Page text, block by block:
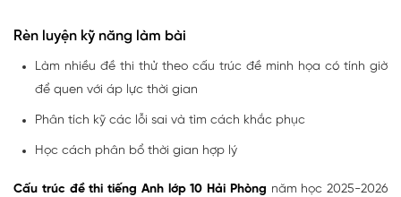
Rèn luyện kỹ năng làm bài
Làm nhiều đề thi thử theo cấu trúc đề minh họa có tính giờ
để quen với áp lực thời gian
Phân tích kỹ các lỗi sai và tìm cách khắc phục
Học cách phân bổ thời gian hợp lý
Cấu trúc đề thi tiếng Anh lớp 10 Hải Phòng năm học 2025-2026